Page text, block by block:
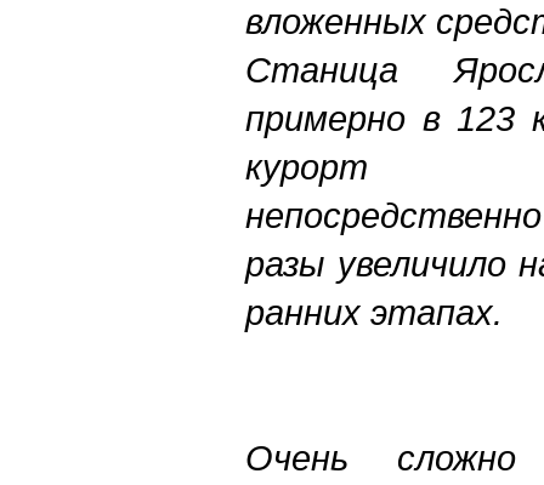
вложенных
Станица
примерно в 123
курорт
разы увеличило
ранних этапах.
Очень